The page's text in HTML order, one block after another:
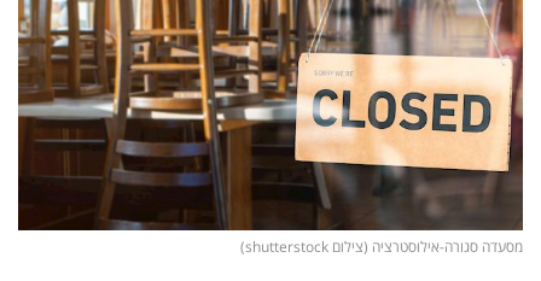
דיגיטל
וטק
שיווק
ופרסום
משפט
מסעדה סגורה-אילוסטרציה (צילום shutterstock)